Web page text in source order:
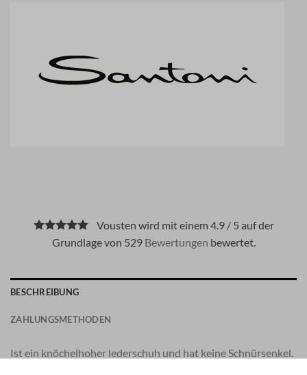
Vousten wird mit einem 4.9 / 5 auf der
Grundlage von 529 Bewertungen bewertet.
BESCHREIBUNG
ZAHLUNGSMETHODEN
Ist ein knöchelhoher lederschuh und hat keine Schnürsenkel.